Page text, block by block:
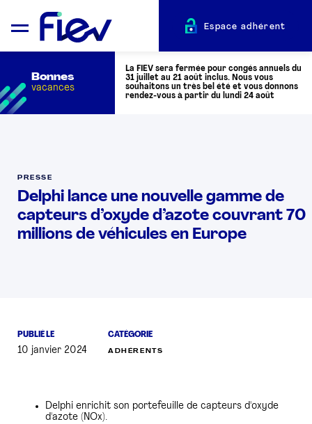
L’AUTOMOTIVE
ADHÉRENTS
PRESSE
Espace adhérent
Bonnes
vacances
La FIEV sera fermée pour congés annuels du
31 juillet au 21 août inclus. Nous vous
souhaitons un très bel été et vous donnons
rendez-vous à partir du lundi 24 août
PRESSE
Delphi lance une nouvelle gamme de
capteurs d’oxyde d’azote couvrant 70
millions de véhicules en Europe
PUBLIÉ LE
10 janvier 2024
CATÉGORIE
ADHÉRENTS
Delphi enrichit son portefeuille de capteurs d'oxyde
d'azote (NOx).